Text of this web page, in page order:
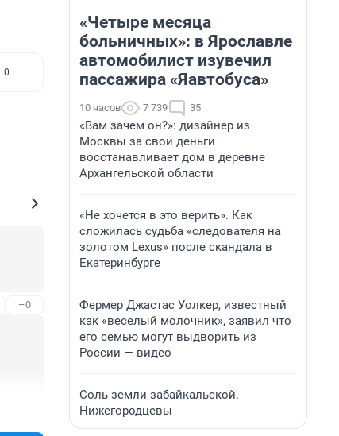
0
–0
«Четыре месяца
больничных»: в Ярославле
автомобилист изувечил
пассажира «Яавтобуса»
10 часов 7 739 35
«Вам зачем он?»: дизайнер из
Москвы за свои деньги
восстанавливает дом в деревне
Архангельской области
«Не хочется в это верить». Как
сложилась судьба «следователя на
золотом Lexus» после скандала в
Екатеринбурге
Фермер Джастас Уолкер, известный
как «веселый молочник», заявил что
его семью могут выдворить из
России — видео
Соль земли забайкальской.
Нижегородцевы